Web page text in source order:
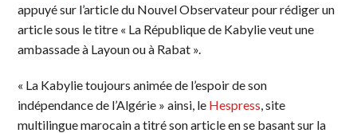
appuyé sur l’article du Nouvel Observateur pour rédiger un
article sous le titre « La République de Kabylie veut une
ambassade à Layoun ou à Rabat ».
« La Kabylie toujours animée de l’espoir de son
indépendance de l’Algérie » ainsi, le Hespress, site
multilingue marocain a titré son article en se basant sur la